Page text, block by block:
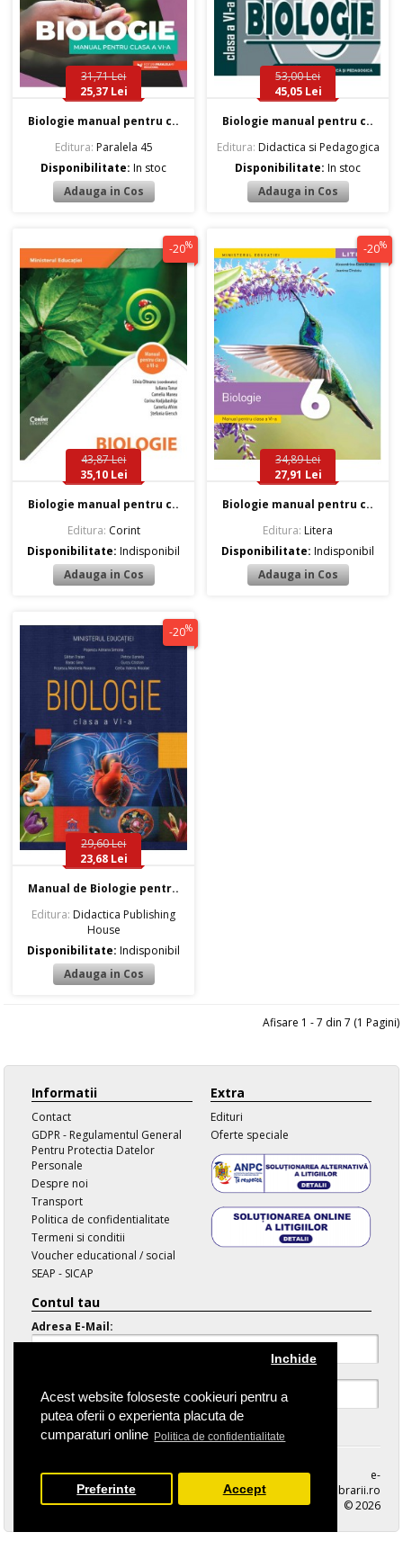
Acest website foloseste cookieuri pentru a
putea oferii o experienta placuta de
cumparaturi online Politica de confidentialitate
Inchide
Preferinte Accept
31,71 Lei
25,37 Lei
Biologie manual pentru c..
Editura: Paralela 45
Disponibilitate:In stoc
53,00 Lei
45,05 Lei
Biologie manual pentru c..
Editura: Didactica si Pedagogica
Disponibilitate:In stoc
-20%
43,87 Lei
35,10 Lei
Biologie manual pentru c..
Editura: Corint
Disponibilitate:Indisponibil
-20%
34,89 Lei
27,91 Lei
Biologie manual pentru c..
Editura: Litera
Disponibilitate:Indisponibil
-20%
29,60 Lei
23,68 Lei
Manual de Biologie pentr..
Editura: Didactica Publishing
House
Disponibilitate:Indisponibil
Afisare 1 - 7 din 7 (1 Pagini)
Informatii
Contact
GDPR - Regulamentul General
Pentru Protectia Datelor
Personale
Despre noi
Transport
Politica de confidentialitate
Termeni si conditii
Voucher educational / social
SEAP - SICAP
Extra
Edituri
Oferte speciale
Contul tau
Adresa E-Mail:
Parola Uitata
e-
librarii.ro
© 2026